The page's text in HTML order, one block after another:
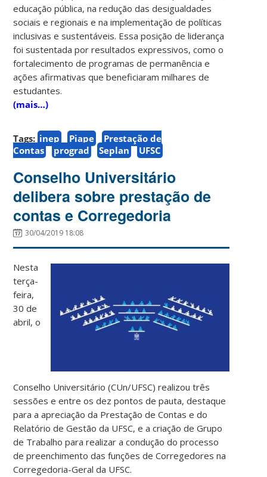
educação pública, na redução das desigualdades
sociais e regionais e na implementação de políticas
inclusivas e sustentáveis. Essa posição de liderança
foi sustentada por resultados expressivos, como o
fortalecimento de programas de permanência e
ações afirmativas que beneficiaram milhares de
estudantes.
(mais…)
Tags: inep Piape
Prestação de
Contas
prograd Seplan UFSC
Conselho Universitário
delibera sobre prestação de
contas e Corregedoria
30/04/2019 18:08
Nesta
terça-
feira,
30 de
abril, o
Conselho Universitário (CUn/UFSC) realizou três
sessões e entre os dez pontos de pauta, destaque
para a apreciação da Prestação de Contas e do
Relatório de Gestão da UFSC, e a criação de Grupo
de Trabalho para realizar a condução do processo
de preenchimento das funções de Corregedores na
Corregedoria-Geral da UFSC.